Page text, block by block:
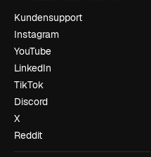
Kundensupport
Instagram
YouTube
LinkedIn
TikTok
Discord
X
Reddit